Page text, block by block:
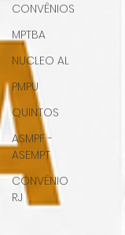
CONVÊNIOS
MPTBA
NUCLEO AL
PMPU
QUINTOS
ASMPF -
ASEMPT
CONVÊNIO
RJ